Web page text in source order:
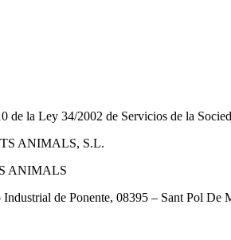
la Ley 34/2002 de Servicios de la
ANIMALS, S.L.
ANIMALS
de Ponente, 08395 – Sant Pol De